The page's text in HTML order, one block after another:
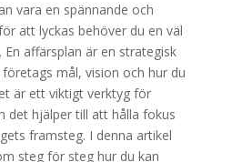
vara en spännande och
att lyckas behöver du en väl
affärsplan är en strategisk
mål, vision och hur du
är ett viktigt verktyg för
det hjälper till att hålla fokus
framsteg. I denna artikel
steg för steg hur du kan